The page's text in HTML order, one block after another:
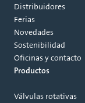
Distribuidores
Ferias
Novedades
Sostenibilidad
Oficinas y contacto
Productos
Válvulas rotativas